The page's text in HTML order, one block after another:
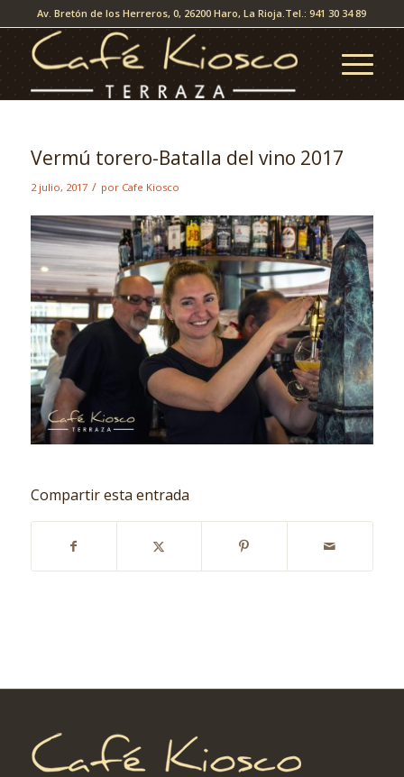
Av. Bretón de los Herreros, 0, 26200 Haro, La Rioja.Tel.: 941 30 34 89
Vermú torero-Batalla del vino 2017
2 julio, 2017 / por Cafe Kiosco
Compartir esta entrada